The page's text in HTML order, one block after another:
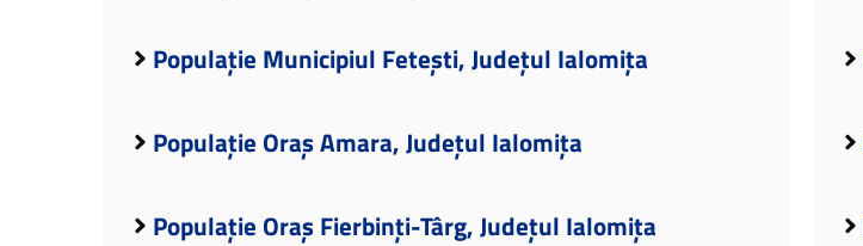
Populație Municipiul Fetești, Județul Ialomița
Populație Oraș Amara, Județul Ialomița
Populație Oraș Fierbinți-Târg, Județul Ialomița